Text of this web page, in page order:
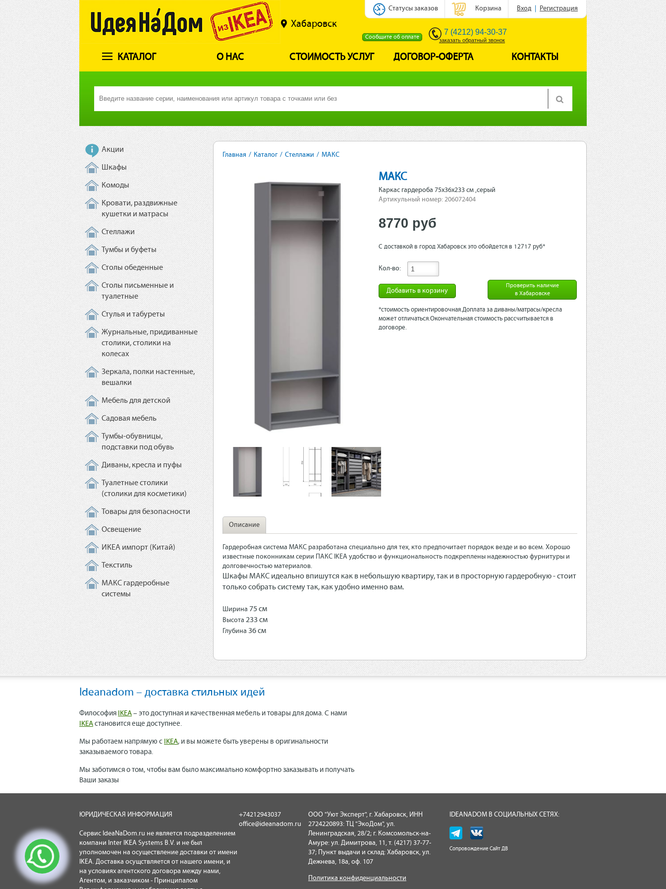
Сообщите об оплате
7 (4212) 94-30-37
заказать обратный звонок
Хабаровск
Статусы заказов Корзина Вход Регистрация
КАТАЛОГ О НАС СТОИМОСТЬ УСЛУГ ДОГОВОР-ОФЕРТА КОНТАКТЫ
Акции
Шкафы
Комоды
Кровати, раздвижные
кушетки и матрасы
Стеллажи
Тумбы и буфеты
Столы обеденные
Столы письменные и
туалетные
Стулья и табуреты
Журнальные, придиванные
столики, столики на
колесах
Зеркала, полки настенные,
вешалки
Мебель для детской
Садовая мебель
Тумбы-обувницы,
подставки под обувь
Диваны, кресла и пуфы
Туалетные столики
(столики для косметики)
Товары для безопасности
Освещение
ИКЕА импорт (Китай)
Текстиль
МАКС гардеробные
системы
Главная / Каталог / Стеллажи / МАКС
МАКС
Каркас гардероба 75х36х233 см ,серый
Артикульный номер: 206072404
8770 рyб
С доставкой в город Хабаровск это обойдется в 12717 рyб*
Кол-во:
Проверить наличие
в Хабаровске
Добавить в корзину
*стоимость ориентировочная.Доплата за диваны/матрасы/кресла
может отличаться.Окончательная стоимость рассчитывается в
договоре.
Описание
Гардеробная система МАКС разработана специально для тех, кто предпочитает порядок везде и во всем. Хорошо
известные поконникам серии ПАКС IKEA удобство и функциональность подкреплены надежностью фурнитуры и
долговечностью материалов.
Шкафы МАКС идеально впишутся как в небольшую квартиру, так и в просторную гардеробную - стоит
только собрать систему так, как удобно именно вам.
Ширина 75 см
Высота 233 см
Глубина 36 см
Ideanadom – доставка стильных идей
Философия IKEA – это доступная и качественная мебель и товары для дома. С нами
IKEA становится еще доступнее.
Мы работаем напрямую с IKEA, и вы можете быть уверены в оригинальности
заказываемого товара.
Мы заботимся о том, чтобы вам было максимально комфортно заказывать и получать
Ваши заказы
ЮРИДИЧЕСКАЯ ИНФОРМАЦИЯ
Сервис IdeaNaDom.ru не является подразделением
компани Inter IKEA Systems B.V. и не был
уполномочен на осуществление доставки от имени
IKEA. Доставка осущствляется от нашего имени, и
на условиях агентского договора между нами,
Агентом, и заказчиком - Принципалом
+74212943037
office@ideanadom.ru
ООО "Уют Эксперт", г. Хабаровск, ИНН
2724220893: ТЦ "ЭкоДом", ул.
Ленинградская, 28/2; г. Комсомольск-на-
Амуре: ул. Димитрова, 11, т. (4217) 37-77-
37; Пункт выдачи и склад: Хабаровск, ул.
Дежнева, 18а, оф. 107
Политика конфиденциальности
IDEANADOM В СОЦИАЛЬНЫХ СЕТЯХ:
Сопровождение Сайт ДВ